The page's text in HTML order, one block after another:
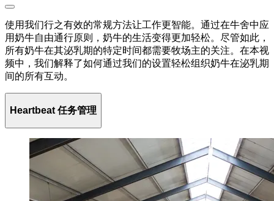
使用我们行之有效的常规方法让工作更智能。通过在牛舍中应
用奶牛自由通行原则，奶牛的生活变得更加轻松。尽管如此，
所有奶牛在其泌乳期的特定时间都需要牧场主的关注。在本视
频中，我们解释了如何通过我们的设置轻松组织奶牛在泌乳期
间的所有互动。
Heartbeat 任务管理